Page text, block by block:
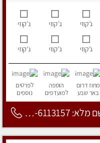
ג’קוזי ג’קוזי ג’קוזי
ג’קוזי ג’קוזי ג’קוזי
מחוז דרום
באר שבע
הוספה
למועדפים
לפרטים
נוספים
שם מלא: 053-6113157